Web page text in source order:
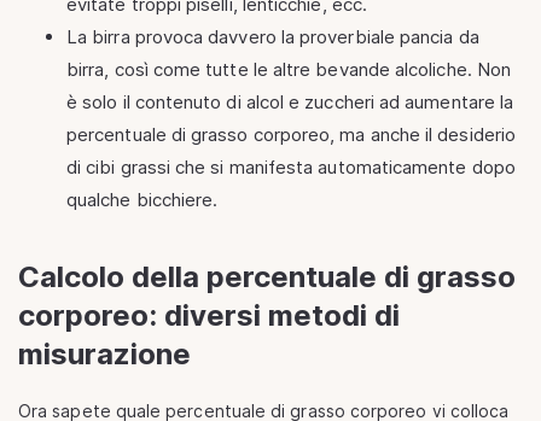
La birra provoca davvero la proverbiale pancia da
birra, così come tutte le altre bevande alcoliche. Non
è solo il contenuto di alcol e zuccheri ad aumentare la
percentuale di grasso corporeo, ma anche il desiderio
di cibi grassi che si manifesta automaticamente dopo
qualche bicchiere.
Calcolo della percentuale di grasso
corporeo: diversi metodi di
misurazione
Ora sapete quale percentuale di grasso corporeo vi colloca